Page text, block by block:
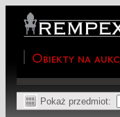
Obiekty na
Pokaż przedmiot: